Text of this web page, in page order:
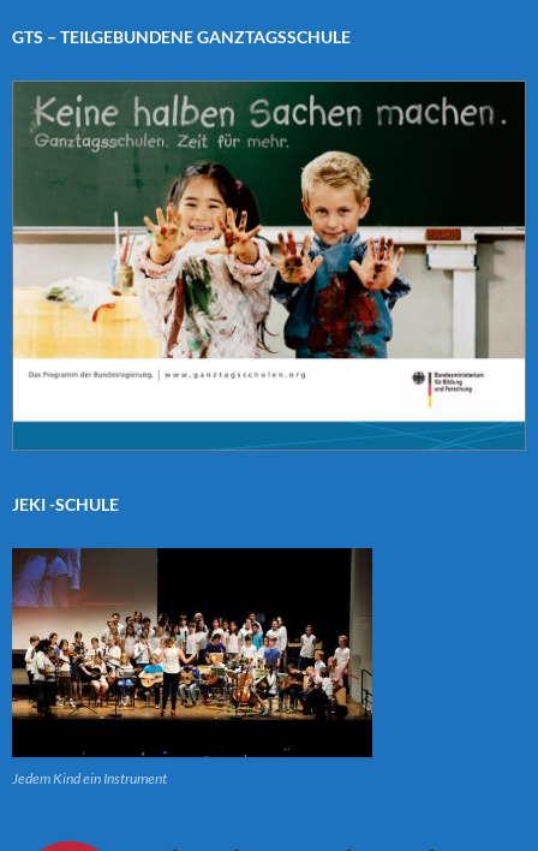
GTS – TEILGEBUNDENE GANZTAGSSCHULE
JEKI -SCHULE
Jedem Kind ein Instrument